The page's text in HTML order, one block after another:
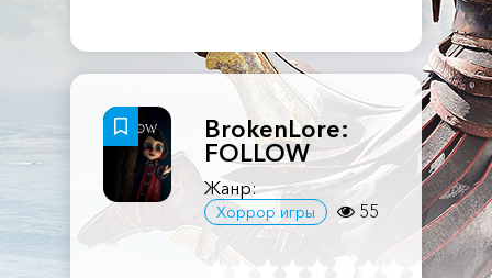
BrokenLore:
FOLLOW
Жанр:
Хоррор игры 55